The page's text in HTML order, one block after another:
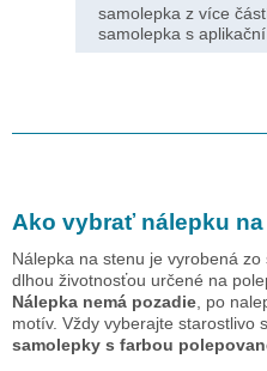
samolepka z více
samolepka s
Ako vybrať nálepku
Nálepka na stenu je vyrobená
dlhou životnosťou určené na
Nálepka nemá pozadie , po
motív. Vždy vyberajte starostlivo
samolepky s farbou